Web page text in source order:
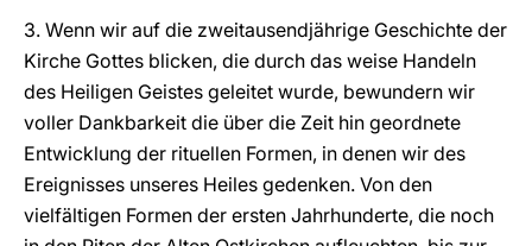
3. Wenn wir auf die zweitausendjährige Geschichte der
Kirche Gottes blicken, die durch das weise Handeln
des Heiligen Geistes geleitet wurde, bewundern wir
voller Dankbarkeit die über die Zeit hin geordnete
Entwicklung der rituellen Formen, in denen wir des
Ereignisses unseres Heiles gedenken. Von den
vielfältigen Formen der ersten Jahrhunderte, die noch